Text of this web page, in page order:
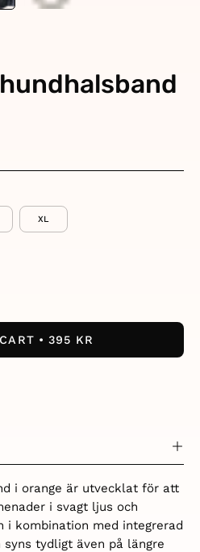
XL
395 KR
i orange är utvecklat för att
i svagt ljus och
i kombination med integrerad
tydligt även på längre